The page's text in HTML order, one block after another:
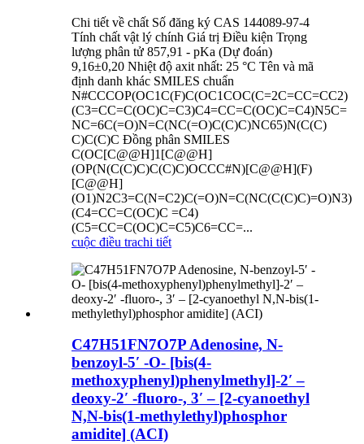
Chi tiết về chất Số đăng ký CAS 144089-97-4
Tính chất vật lý chính Giá trị Điều kiện Trọng
lượng phân tử 857,91 - pKa (Dự đoán)
9,16±0,20 Nhiệt độ axit nhất: 25 °C Tên và mã
định danh khác SMILES chuẩn
N#CCCOP(OC1C(F)C(OC1COC(C=2C=CC=CC2)
(C3=CC=C(OC)C=C3)C4=CC=C(OC)C=C4)N5C=
NC=6C(=O)N=C(NC(=O)C(C)C)NC65)N(C(C)
C)C(C)C Đồng phân SMILES
C(OC[C@@H]1[C@@H]
(OP(N(C(C)C)C(C)C)OCCC#N)[C@@H](F)
[C@@H]
(O1)N2C3=C(N=C2)C(=O)N=C(NC(C(C)C)=O)N3)
(C4=CC=C(OC)C =C4)
(C5=CC=C(OC)C=C5)C6=CC=...
cuộc điều trachi tiết
C47H51FN7O7P Adenosine, N-
benzoyl-5′ -O- [bis(4-
methoxyphenyl)phenylmethyl]-2′ –
deoxy-2′ -fluoro-, 3′ – [2-cyanoethyl
N,N-bis(1-methylethyl)phosphor
amidite] (ACI)